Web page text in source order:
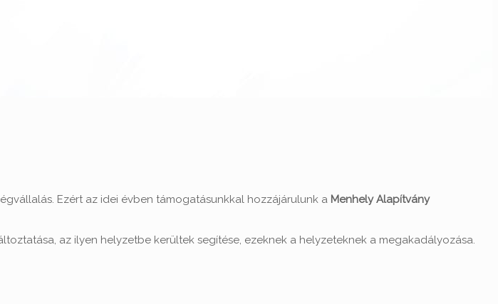
Ezért az idei évben támogatásunkkal hozzájárulunk a Menhely Alapítvány
az ilyen helyzetbe kerültek segítése, ezeknek a helyzeteknek a megakadályozása.